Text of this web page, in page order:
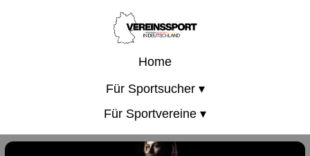
Home
Für Sportsucher ▾
Für Sportvereine ▾